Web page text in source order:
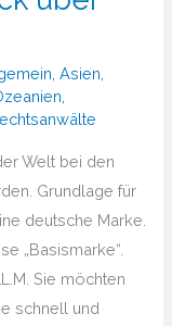
,Asien
Welt bei den
Grundlage für
deutsche Marke.
„Basismarke“.
Sie möchten
schnell und